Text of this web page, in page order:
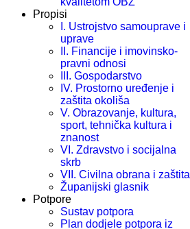
Propisi
I. Ustrojstvo samouprave i
uprave
II. Financije i imovinsko-
pravni odnosi
III. Gospodarstvo
IV. Prostorno uređenje i
zaštita okoliša
V. Obrazovanje, kultura,
sport, tehnička kultura i
znanost
VI. Zdravstvo i socijalna
skrb
VII. Civilna obrana i zaštita
Županijski glasnik
Potpore
Sustav potpora
Plan dodjele potpora iz